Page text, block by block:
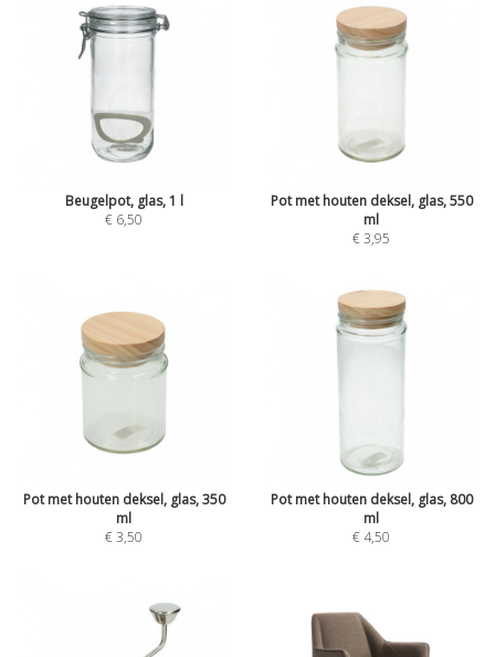
Beugelpot, glas, 1 l
€ 6,50
Pot met houten deksel, glas, 550
ml
€ 3,95
Pot met houten deksel, glas, 350
ml
€ 3,50
Pot met houten deksel, glas, 800
ml
€ 4,50